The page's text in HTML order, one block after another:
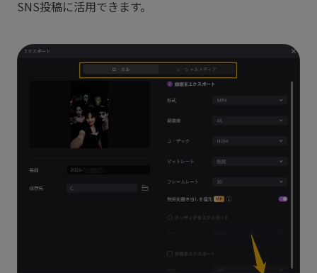
SNS投稿に活用できます。